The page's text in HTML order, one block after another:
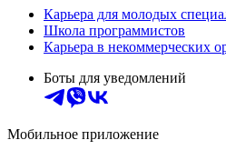
Карьера для молодых
Школа программистов
Карьера в некоммерческих
Боты для уведомлений
Мобильное приложение